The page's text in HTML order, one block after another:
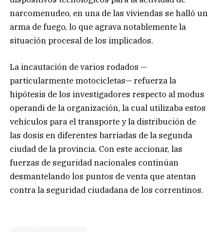
narcomenudeo, en una de las viviendas se halló un
arma de fuego, lo que agrava notablemente la
situación procesal de los implicados.
La incautación de varios rodados —
particularmente motocicletas— refuerza la
hipótesis de los investigadores respecto al modus
operandi de la organización, la cual utilizaba estos
vehículos para el transporte y la distribución de
las dosis en diferentes barriadas de la segunda
ciudad de la provincia. Con este accionar, las
fuerzas de seguridad nacionales continúan
desmantelando los puntos de venta que atentan
contra la seguridad ciudadana de los correntinos.